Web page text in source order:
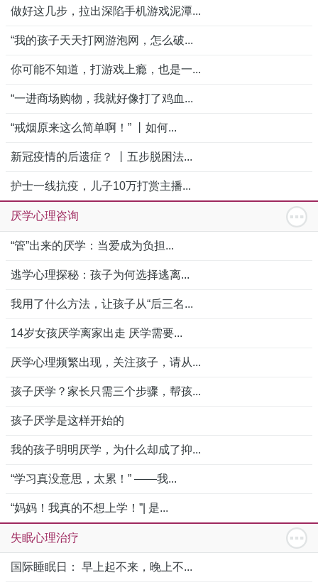
做好这几步，拉出深陷手机游戏泥潭...
“我的孩子天天打网游泡网，怎么破...
你可能不知道，打游戏上瘾，也是一...
“一进商场购物，我就好像打了鸡血...
“戒烟原来这么简单啊！” 丨如何...
新冠疫情的后遗症？ 丨五步脱困法...
护士一线抗疫，儿子10万打赏主播...
厌学心理咨询
“管”出来的厌学：当爱成为负担...
逃学心理探秘：孩子为何选择逃离...
我用了什么方法，让孩子从“后三名...
14岁女孩厌学离家出走 厌学需要...
厌学心理频繁出现，关注孩子，请从...
孩子厌学？家长只需三个步骤，帮孩...
孩子厌学是这样开始的
我的孩子明明厌学，为什么却成了抑...
“学习真没意思，太累！” ——我...
“妈妈！我真的不想上学！”| 是...
失眠心理治疗
国际睡眠日： 早上起不来，晚上不...